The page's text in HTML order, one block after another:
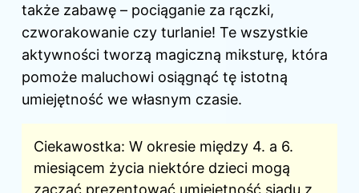
także zabawę – pociąganie za rączki,
czworakowanie czy turlanie! Te wszystkie
aktywności tworzą magiczną miksturę, która
pomoże maluchowi osiągnąć tę istotną
umiejętność we własnym czasie.
Ciekawostka: W okresie między 4. a 6.
miesiącem życia niektóre dzieci mogą
zacząć prezentować umiejętność siadu z